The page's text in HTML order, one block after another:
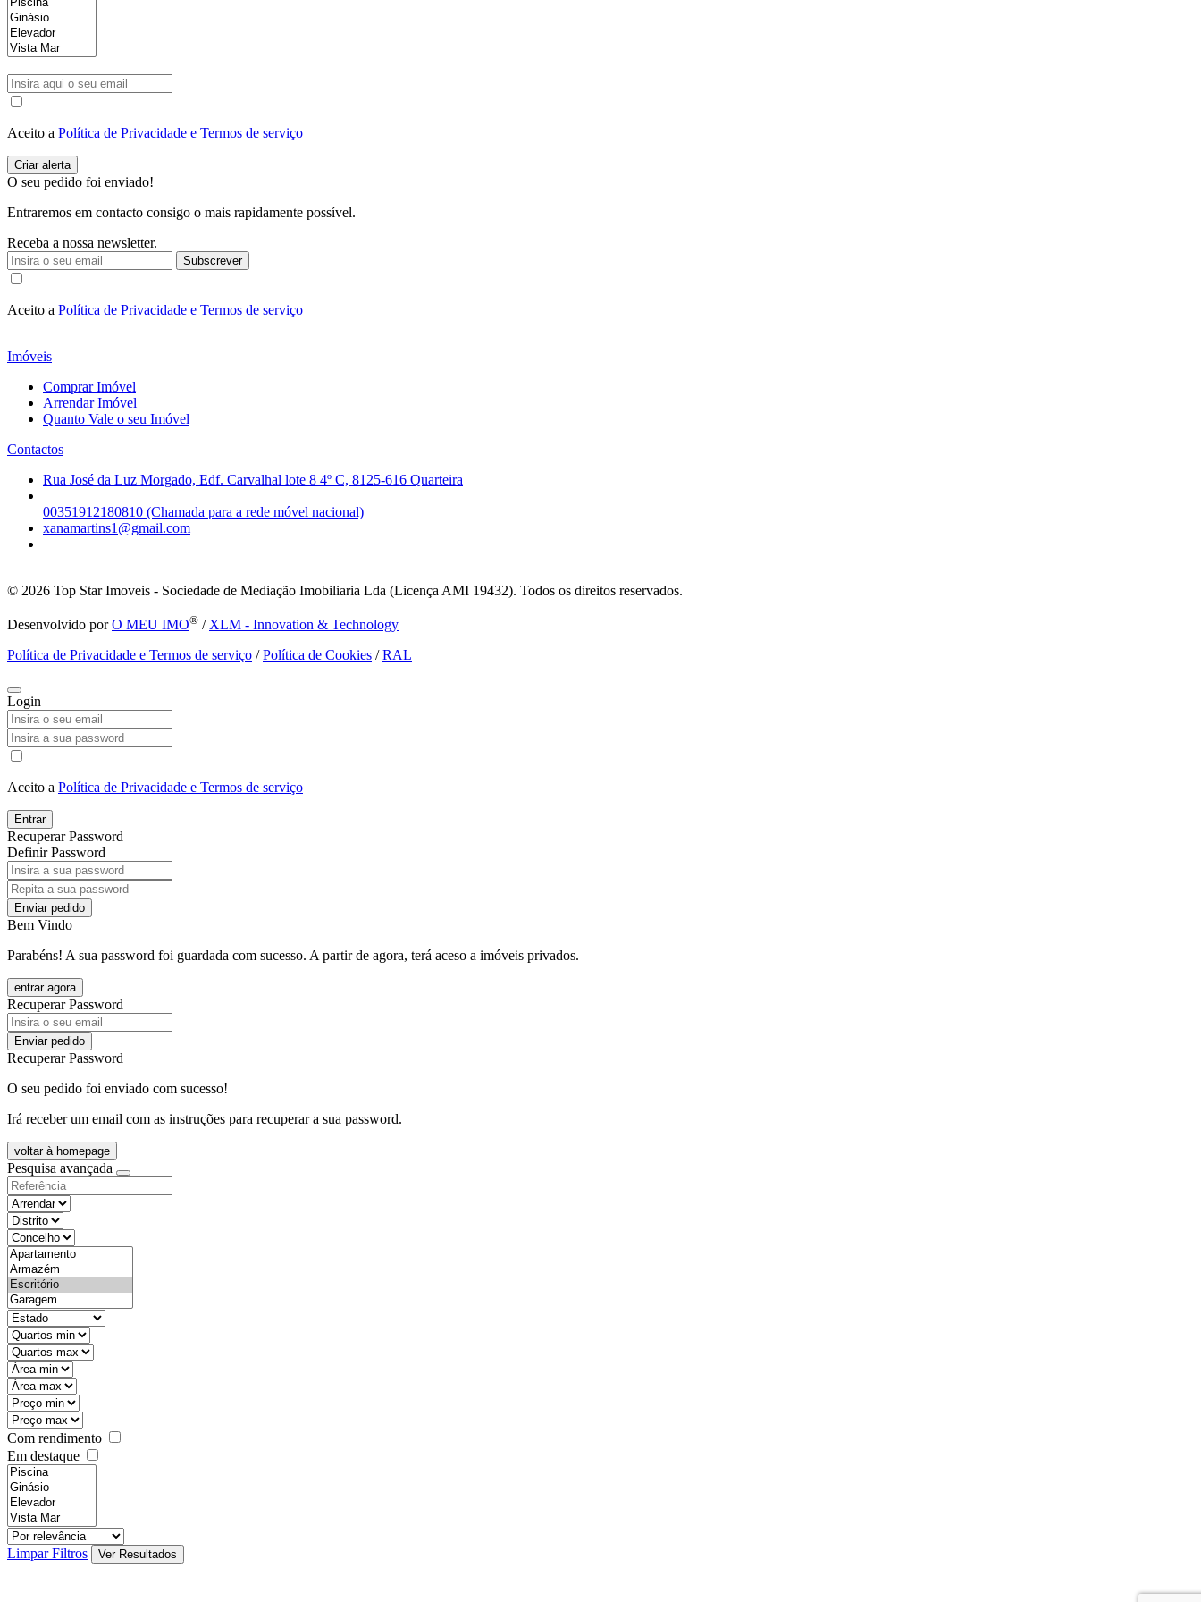
Aceito a Política de Privacidade e Termos de serviço
O seu pedido foi enviado!
Entraremos em contacto consigo o mais rapidamente possível.
Receba a nossa newsletter.
Subscrever
Aceito a Política de Privacidade e Termos de serviço
Imóveis
Comprar Imóvel
Arrendar Imóvel
Quanto Vale o seu Imóvel
Contactos
Rua José da Luz Morgado, Edf. Carvalhal lote 8 4º C, 8125-616 Quarteira
00351912180810 (Chamada para a rede móvel nacional)
xanamartins1@gmail.com
© 2026 Top Star Imoveis - Sociedade de Mediação Imobiliaria Lda (Licença AMI 19432). Todos os direitos reservados.
Desenvolvido porO MEU IMO® / XLM - Innovation & Technology
Política de Privacidade e Termos de serviço /Política de Cookies /RAL
Login
Aceito a Política de Privacidade e Termos de serviço
Entrar
Recuperar Password
Definir Password
Enviar pedido
Bem Vindo
Parabéns! A sua password foi guardada com sucesso. A partir de agora, terá aceso a imóveis privados.
entrar agora
Recuperar Password
Enviar pedido
Recuperar Password
O seu pedido foi enviado com sucesso!
Irá receber um email com as instruções para recuperar a sua password.
voltar à homepage
Pesquisa avançada
objective
districtId
countyId
types
state
mintypo
maxtypo
minarea
maxarea
minprice
maxprice
Com rendimento
Em destaque
features
realestateOrder
Limpar Filtros
Ver Resultados